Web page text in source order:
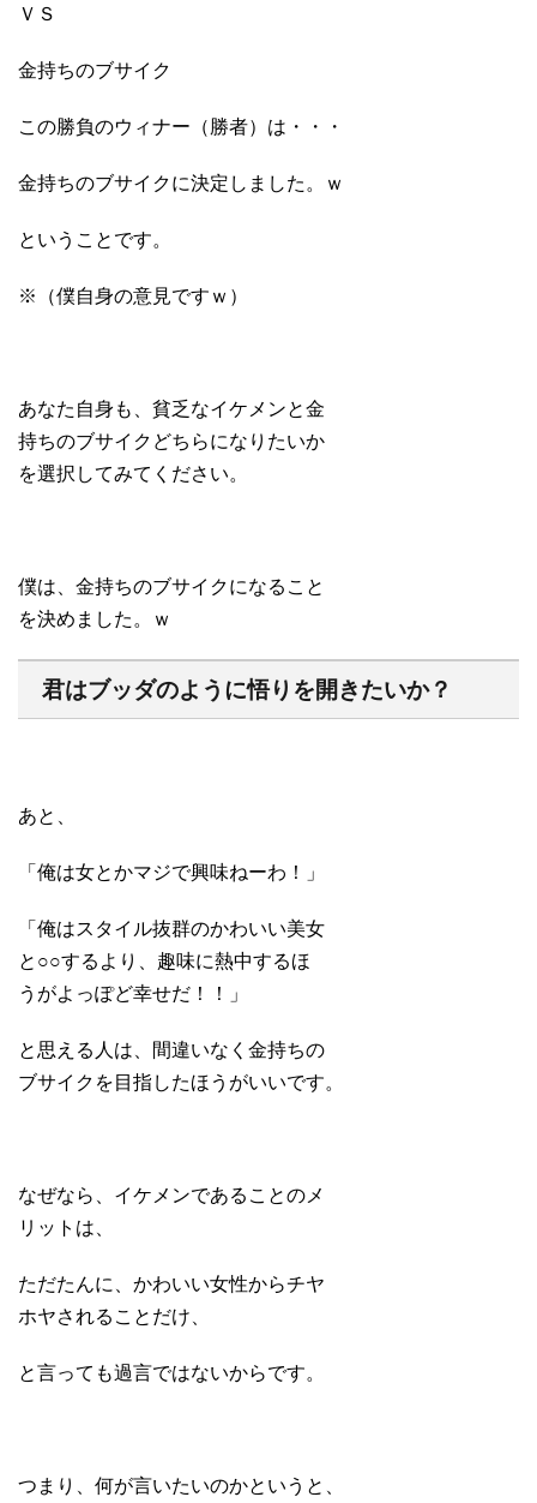
ＶＳ
金持ちのブサイク
この勝負のウィナー（勝者）は・・・
金持ちのブサイクに決定しました。ｗ
ということです。
※（僕自身の意見ですｗ）
あなた自身も、貧乏なイケメンと金
持ちのブサイクどちらになりたいか
を選択してみてください。
僕は、金持ちのブサイクになること
を決めました。ｗ
君はブッダのように悟りを開きたいか？
あと、
「俺は女とかマジで興味ねーわ！」
「俺はスタイル抜群のかわいい美女
と○○するより、趣味に熱中するほ
うがよっぽど幸せだ！！」
と思える人は、間違いなく金持ちの
ブサイクを目指したほうがいいです。
なぜなら、イケメンであることのメ
リットは、
ただたんに、かわいい女性からチヤ
ホヤされることだけ、
と言っても過言ではないからです。
つまり、何が言いたいのかというと、